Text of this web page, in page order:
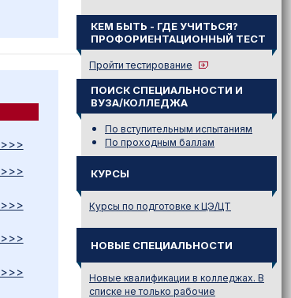
>>>
>>>
>>>
>>>
>>>
КЕМ БЫТЬ - ГДЕ УЧИТЬСЯ?
ПРОФОРИЕНТАЦИОННЫЙ ТЕСТ
Пройти тестирование
ПОИСК СПЕЦИАЛЬНОСТИ И
ВУЗА/КОЛЛЕДЖА
По вступительным испытаниям
По проходным баллам
КУРСЫ
Курсы по подготовке к ЦЭ/ЦТ
НОВЫЕ СПЕЦИАЛЬНОСТИ
Новые квалификации в колледжах. В
списке не только рабочие